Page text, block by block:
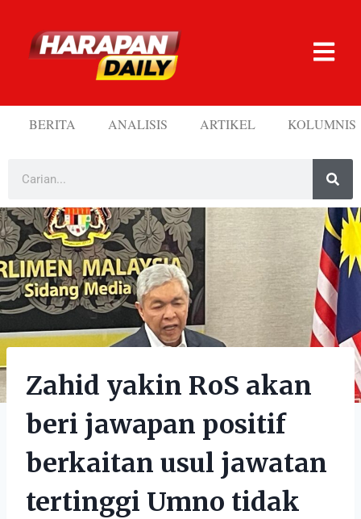
BERITA ANALISIS ARTIKEL KOLUMNIS
Zahid yakin RoS akan
beri jawapan positif
berkaitan usul jawatan
tertinggi Umno tidak